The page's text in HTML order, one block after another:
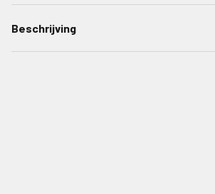
Beschrijving